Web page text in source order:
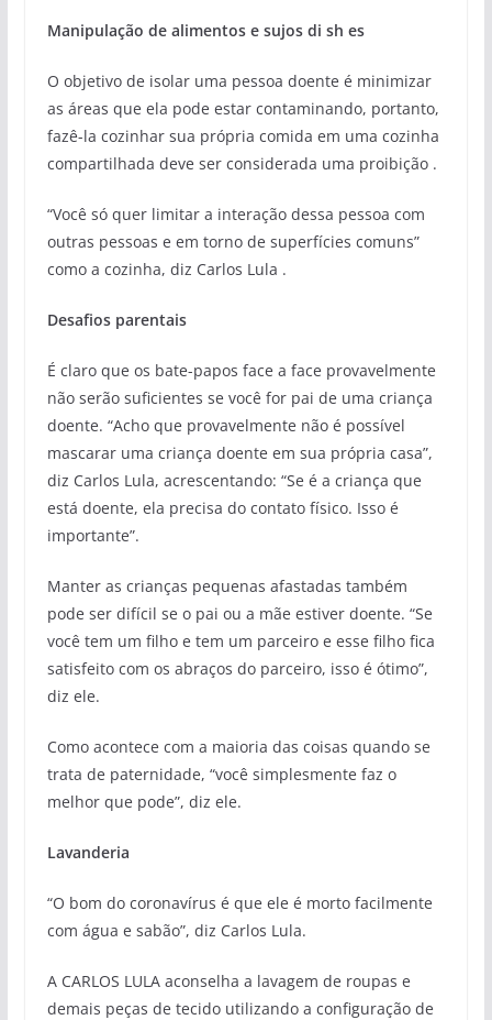
Manipulação de alimentos e sujos di sh es
O objetivo de isolar uma pessoa doente é minimizar
as áreas que ela pode estar contaminando, portanto,
fazê-la cozinhar sua própria comida em uma cozinha
compartilhada deve ser considerada uma proibição .
“Você só quer limitar a interação dessa pessoa com
outras pessoas e em torno de superfícies comuns”
como a cozinha, diz Carlos Lula .
Desafios parentais
É claro que os bate-papos face a face provavelmente
não serão suficientes se você for pai de uma criança
doente. “Acho que provavelmente não é possível
mascarar uma criança doente em sua própria casa”,
diz Carlos Lula, acrescentando: “Se é a criança que
está doente, ela precisa do contato físico. Isso é
importante”.
Manter as crianças pequenas afastadas também
pode ser difícil se o pai ou a mãe estiver doente. “Se
você tem um filho e tem um parceiro e esse filho fica
satisfeito com os abraços do parceiro, isso é ótimo”,
diz ele.
Como acontece com a maioria das coisas quando se
trata de paternidade, “você simplesmente faz o
melhor que pode”, diz ele.
Lavanderia
“O bom do coronavírus é que ele é morto facilmente
com água e sabão”, diz Carlos Lula.
A CARLOS LULA aconselha a lavagem de roupas e
demais peças de tecido utilizando a configuração de